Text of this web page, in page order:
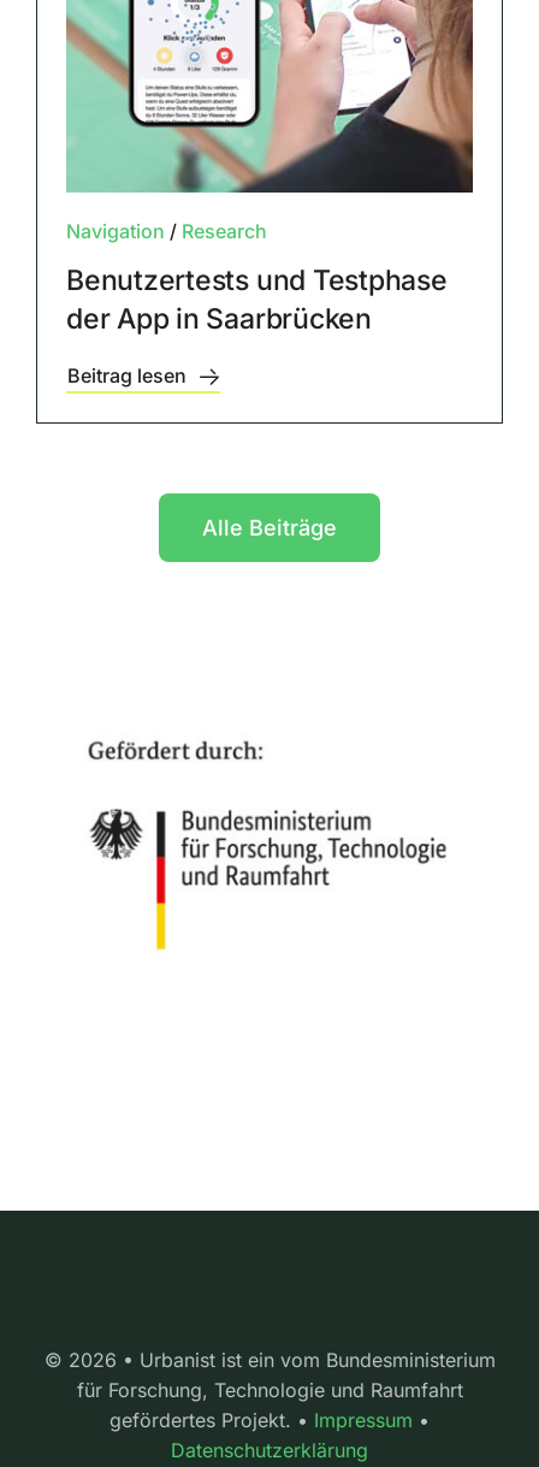
Navigation / Research
Benutzertests und Testphase
der App in Saarbrücken
Beitrag lesen
Alle Beiträge
© 2026 • Urbanist ist ein vom Bundesministerium
für Forschung, Technologie und Raumfahrt
gefördertes Projekt. • Impressum •
Datenschutzerklärung